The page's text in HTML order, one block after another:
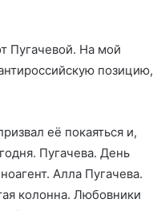
Пугачевой. На мой
позицию,